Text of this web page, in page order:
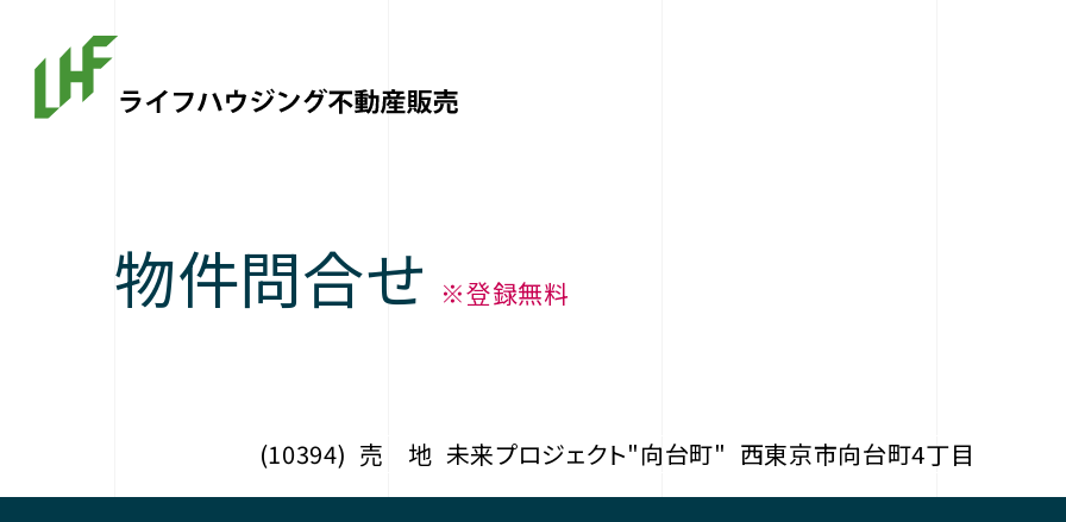
物件問合せ ※登録無料
(10394) 売 地 未来プロジェクト"向台町" 西東京市向台町4丁目